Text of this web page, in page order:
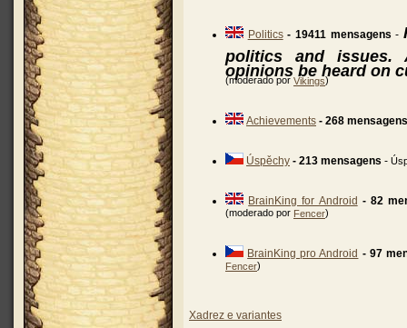
Politics - 19411 mensagens -
politics and issues.
opinions be heard on
(moderado por Vikings)
Achievements - 268 mensagens
Úspěchy - 213 mensagens -
BrainKing for Android - 82
(moderado por Fencer)
BrainKing pro Android - 97
Fencer)
Xadrez e variantes